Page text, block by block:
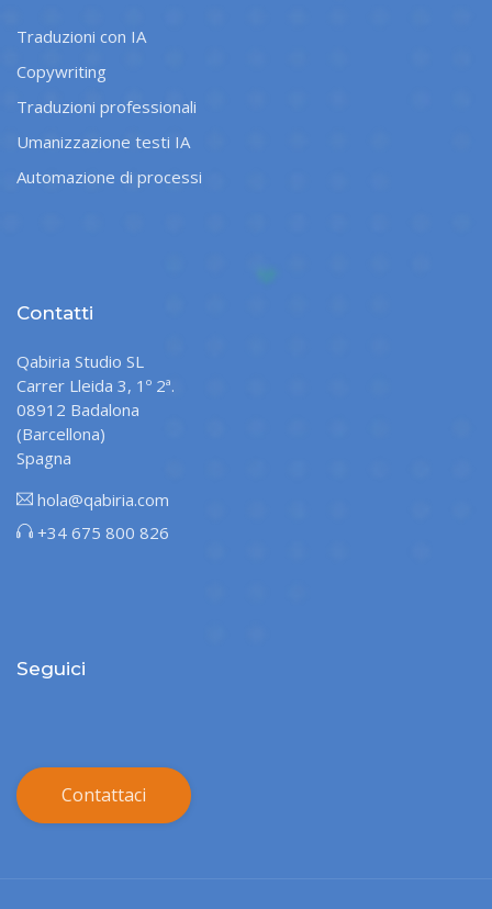
Traduzioni con IA
Copywriting
Traduzioni professionali
Umanizzazione testi IA
Automazione di processi
Contatti
Qabiria Studio SL
Carrer Lleida 3, 1º 2ª.
08912 Badalona
(Barcellona)
Spagna
hola@qabiria.com
+34 675 800 826
Seguici
Contattaci